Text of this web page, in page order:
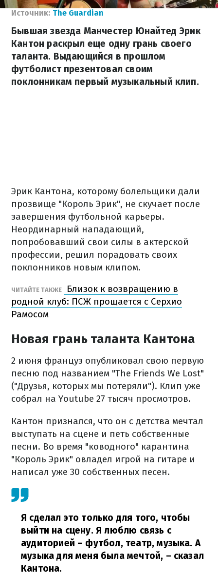
Источник: The Guardian
Бывшая звезда Манчестер Юнайтед Эрик
Кантон раскрыл еще одну грань своего
таланта. Выдающийся в прошлом
футболист презентовал своим
поклонникам первый музыкальный клип.
Эрик Кантона, которому болельщики дали
прозвище "Король Эрик", не скучает после
завершения футбольной карьеры.
Неординарный нападающий,
попробовавший свои силы в актерской
профессии, решил порадовать своих
поклонников новым клипом.
ЧИТАЙТЕ ТАКЖЕ
Близок к возвращению в
родной клуб: ПСЖ прощается с Серхио
Рамосом
Новая грань таланта Кантона
2 июня француз опубликовал свою первую
песню под названием "The Friends We Lost"
("Друзья, которых мы потеряли"). Клип уже
собрал на Youtube 27 тысяч просмотров.
Кантон признался, что он с детства мечтал
выступать на сцене и петь собственные
песни. Во время "ководного" карантина
"Король Эрик" овладел игрой на гитаре и
написал уже 30 собственных песен.
Я сделал это только для того, чтобы
выйти на сцену. Я люблю связь с
аудиторией – футбол, театр, музыка. А
музыка для меня была мечтой, – сказал
Кантона.